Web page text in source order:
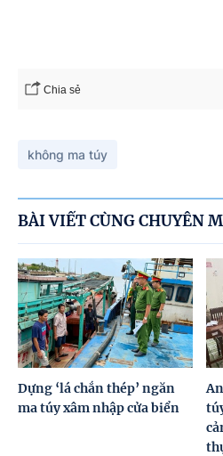
Chia sẻ
không ma túy
BÀI VIẾT CÙNG CHUYÊN
Dựng ‘lá chắn thép’ ngăn
ma túy xâm nhập cửa biển